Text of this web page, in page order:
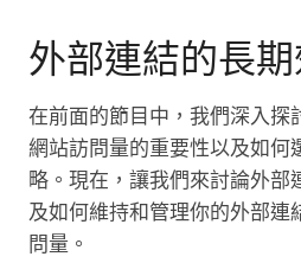
外部連結的長
在前面的節目中，我們深入探
網站訪問量的重要性以及如何
略。現在，讓我們來討論外部
及如何維持和管理你的外部連
問量。